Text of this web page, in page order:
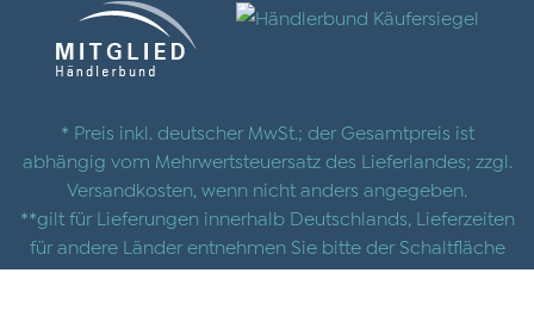
* Preis inkl. deutscher MwSt.; der Gesamtpreis ist
abhängig vom Mehrwertsteuersatz des Lieferlandes; zzgl.
Versandkosten , wenn nicht anders angegeben.
**gilt für Lieferungen innerhalb Deutschlands, Lieferzeiten
für andere Länder entnehmen Sie bitte der Schaltfläche
mit denVersandinformationen